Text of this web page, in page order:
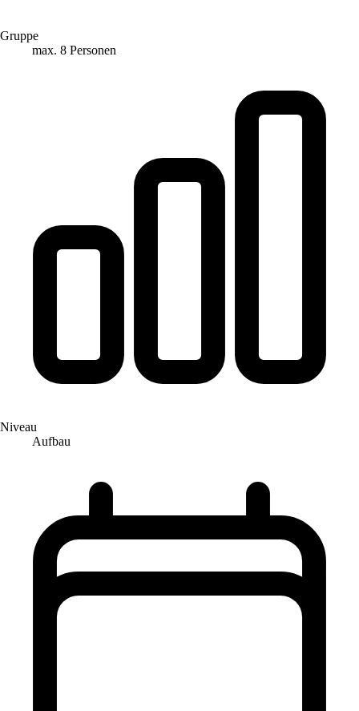
Gruppe
max. 8 Personen
Niveau
Aufbau